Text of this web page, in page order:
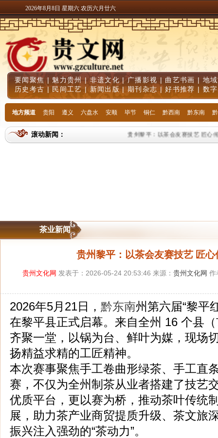
2026年8月8日 星期六 农历六月廿六
要闻聚焦| 魅力贵州|非遗文化 |广播影视 | 曲艺书画 | 地
历史考古 | 民间工艺 | 新闻出版|期刊杂志 |好书推荐 | 数
地方频道 贵阳 遵义 六盘水 安顺 毕节 铜仁 黔西南 黔东南
滚动新闻： 贵州黎平：以茶会友赛技艺 匠心传
茶业新闻
贵州黎平：以茶会友赛技艺 匠
贵州文化网 发表于：2026-05-24 20:53:46 来源： 贵州文化网 作
2026年5月21日， 黔东南州第六届“黎平
在黎平县正式启幕。来自全州 16 个县
齐聚一堂，以锅为台、鲜叶为媒，现场
扬精益求精的工匠精神。
本次赛事聚焦手工卷曲形绿茶、手工直
赛，不仅为全州制茶从业者搭建了技艺
优质平台，更以赛为桥，推动茶叶传统
展，助力茶产业商贸提质升级、茶文旅
振兴注入强劲的“茶动力”。